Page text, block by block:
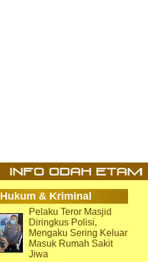
Hukum & Kriminal
Pelaku Teror Masjid
Diringkus Polisi,
Mengaku Sering Keluar
Masuk Rumah Sakit
Jiwa